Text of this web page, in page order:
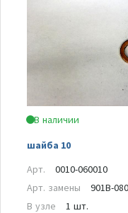
В наличии
шайба 10
Арт.
0010-060010
Арт. замены
901B-
В узле
1 шт.